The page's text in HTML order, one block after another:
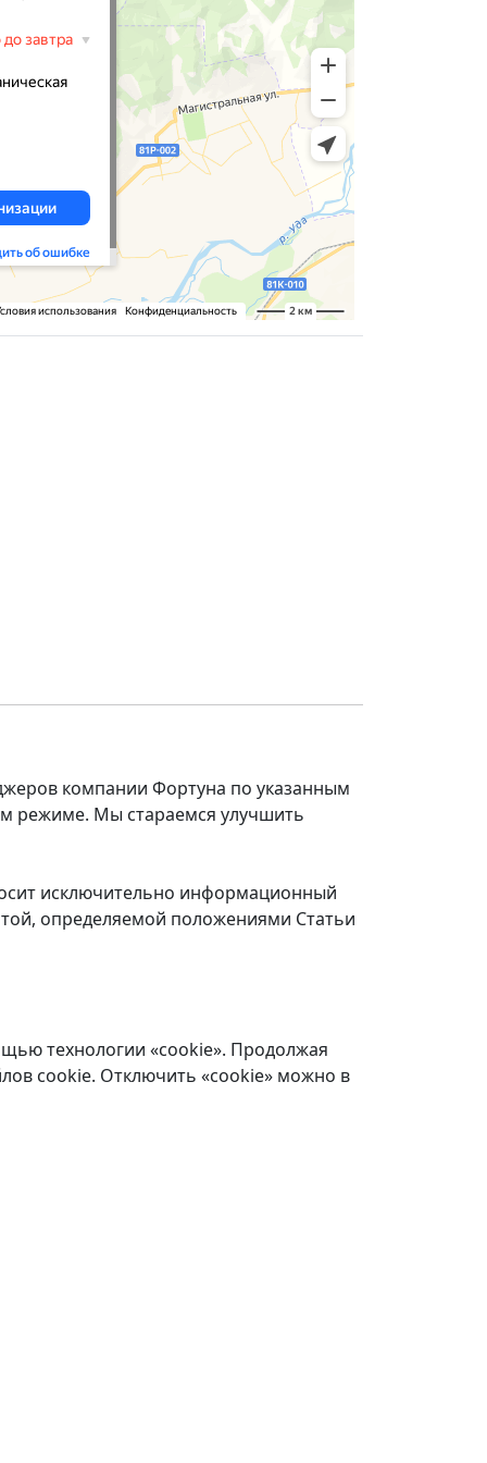
компании Фортуна по указанным
режиме. Мы стараемся улучшить
исключительно информационный
определяемой положениями Статьи
технологии «cookie». Продолжая
cookie. Отключить «cookie» можно в